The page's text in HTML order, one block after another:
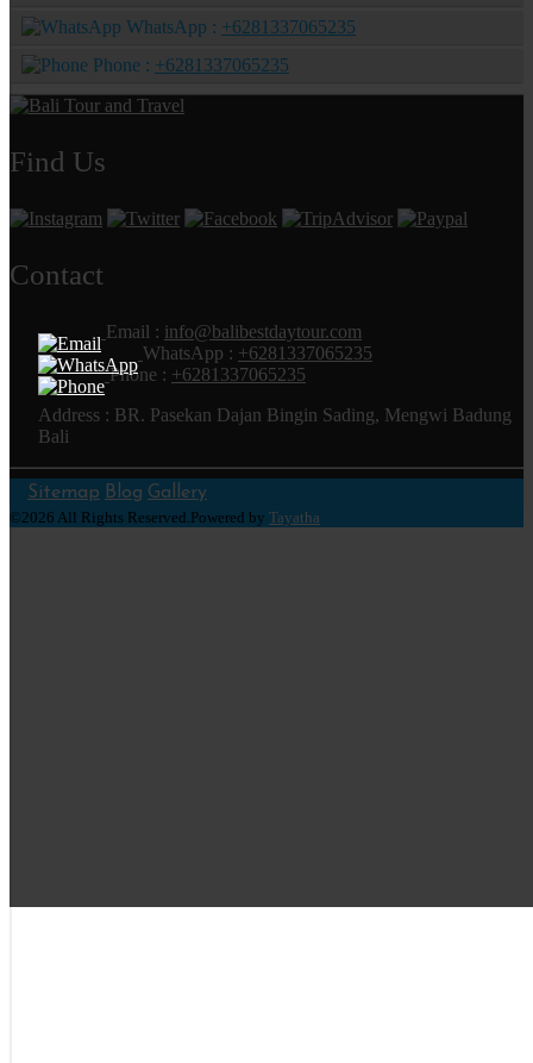
WhatsApp : +6281337065235
Phone : +6281337065235
Find Us
Contact
Email : info@balibestdaytour.com
WhatsApp : +6281337065235
Phone : +6281337065235
Address : BR. Pasekan Dajan Bingin Sading, Mengwi Badung
Bali
Sitemap Blog Gallery
©2026 All Rights Reserved.Powered by Tayatha